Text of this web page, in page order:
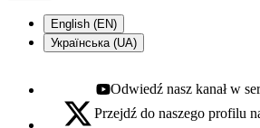
English (EN)
Українська (UA)
Youtube - otwiera się w nowej karcie
Odwiedź nasz kanał w
X - otwiera się w nowej karcie
Przejdź do naszego profilu